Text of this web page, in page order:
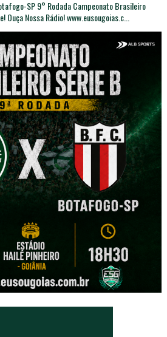
SP 9° Rodada Campeonato Brasileiro
Ouça Nossa Rádio! www.eusougoias.c...